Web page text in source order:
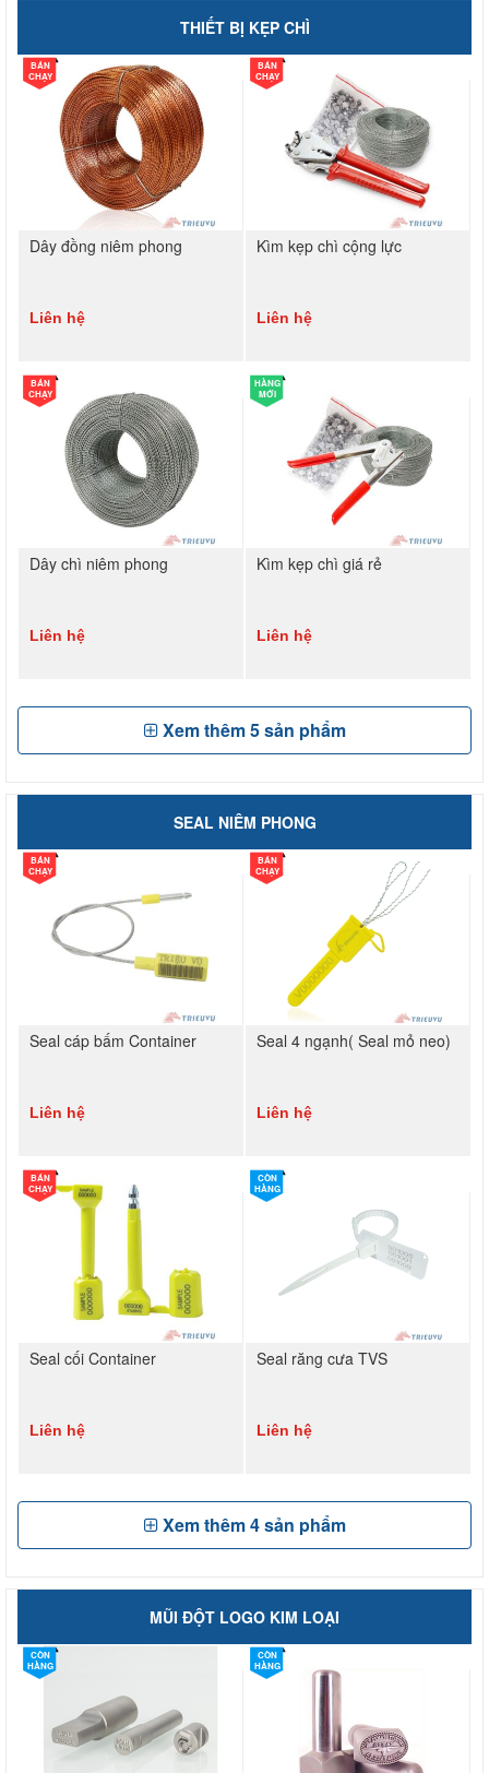
THIẾT BỊ KẸP CHÌ
BÁN
CHẠY
Dây đồng niêm phong
Liên hệ
BÁN
CHẠY
Kìm kẹp chì cộng lực
Liên hệ
BÁN
CHẠY
Dây chì niêm phong
Liên hệ
HÀNG
MỚI
Kìm kẹp chì giá rẻ
Liên hệ
Xem thêm5sản phẩm
SEAL NIÊM PHONG
BÁN
CHẠY
Seal cáp bấm Container
Liên hệ
BÁN
CHẠY
Seal 4 ngạnh( Seal mỏ neo)
Liên hệ
BÁN
CHẠY
Seal cối Container
Liên hệ
CÒN
HÀNG
Seal răng cưa TVS
Liên hệ
Xem thêm4sản phẩm
MŨI ĐỘT LOGO KIM LOẠI
CÒN
HÀNG
CÒN
HÀNG